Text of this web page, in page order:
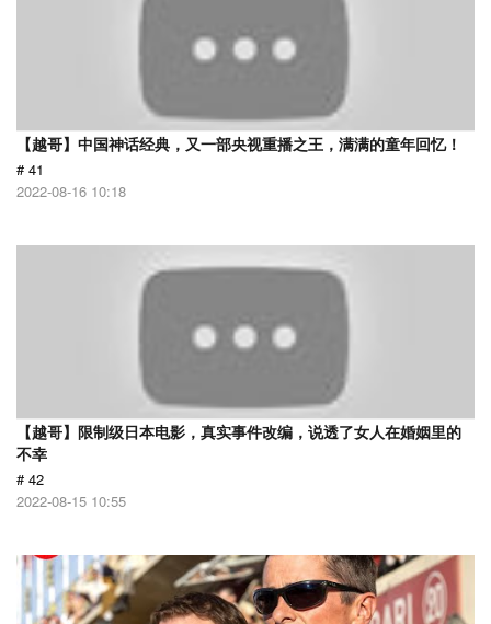
【越哥】中国神话经典，又一部央视重播之王，满满的童年回忆！
# 41
2022-08-16 10:18
【越哥】限制级日本电影，真实事件改编，说透了女人在婚姻里的
不幸
# 42
2022-08-15 10:55